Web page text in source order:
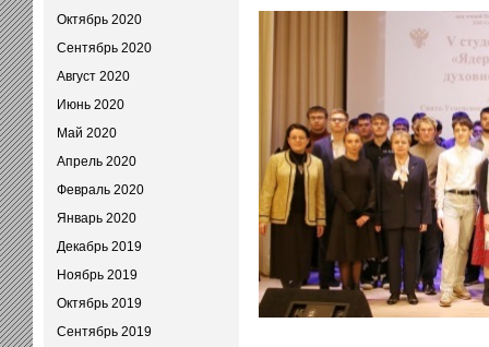
Октябрь 2020
Сентябрь 2020
Август 2020
Июнь 2020
Май 2020
Апрель 2020
Февраль 2020
Январь 2020
Декабрь 2019
Ноябрь 2019
Октябрь 2019
Сентябрь 2019